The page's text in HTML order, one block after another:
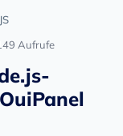
Aufrufe